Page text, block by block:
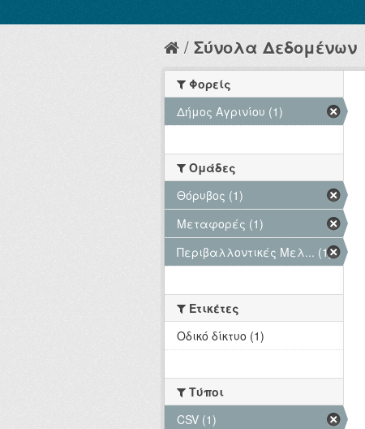
Σύνολα Δεδομένων
Φορείς
Δήμος Αγρινίου (1)
Ομάδες
Θόρυβος (1)
Μεταφορές (1)
Περιβαλλοντικές Μελ... (1)
Ετικέτες
Οδικό δίκτυο (1)
Τύποι
CSV (1)